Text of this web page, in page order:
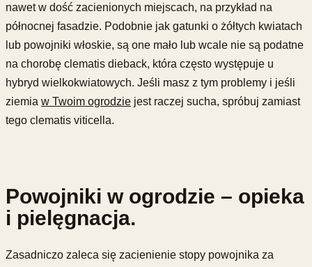
nawet w dość zacienionych miejscach, na przykład na
północnej fasadzie. Podobnie jak gatunki o żółtych kwiatach
lub powojniki włoskie, są one mało lub wcale nie są podatne
na chorobę clematis dieback, która często występuje u
hybryd wielkokwiatowych. Jeśli masz z tym problemy i jeśli
ziemia w Twoim ogrodzie jest raczej sucha, spróbuj zamiast
tego clematis viticella.
Powojniki w ogrodzie – opieka
i pielęgnacja.
Zasadniczo zaleca się zacienienie stopy powojnika za